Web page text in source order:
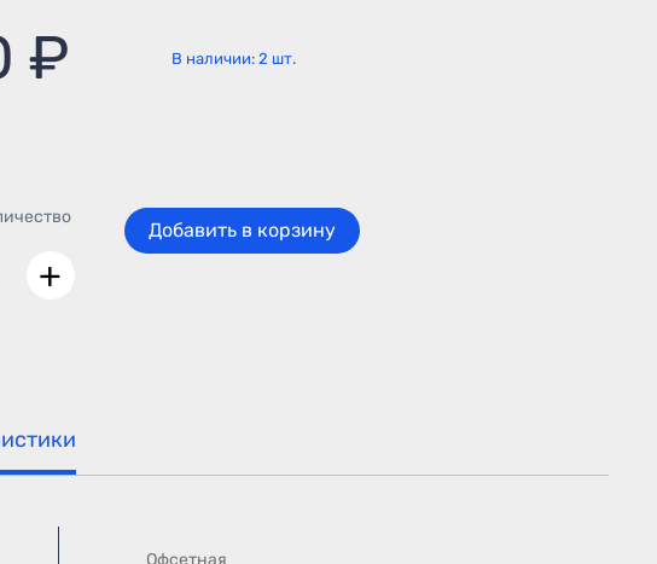
₽ В наличии: 2 шт.
+
Добавить в корзину
Офсетная